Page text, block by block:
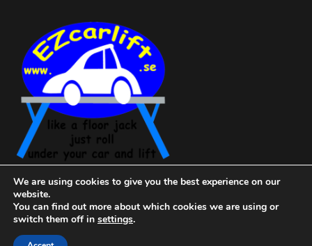
© 2024 Ezcarlift | Org. nr: 559237-
We are using cookies to give you the best experience on our
website.
You can find out more about which cookies we are using or
switch them off in settings.